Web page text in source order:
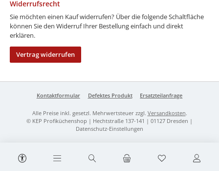
Du hast 0
Widerrufsrecht
Sie möchten einen Kauf widerrufen? Über die folgende Schaltfläche
können Sie den Widerruf Ihrer Bestellung einfach und direkt
erklären.
Vertrag widerrufen
Kontaktformular Defektes Produkt Ersatzteilanfrage
Alle Preise inkl. gesetzl. Mehrwertsteuer zzgl. Versandkosten.
© KEP Profiküchenshop | Hechtstraße 137-141 | 01127 Dresden |
Datenschutz-Einstellungen